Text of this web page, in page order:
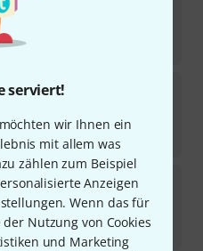
serviert!
wir Ihnen ein
mit allem was
zählen zum Beispiel
Anzeigen
Wenn das für
Nutzung von Cookies
und Marketing
(2–5 Tage)